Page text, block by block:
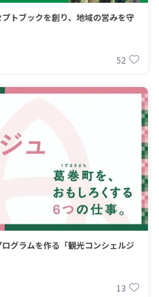
トブックを創り、地域の営みを守
52
グラムを作る「観光コンシェルジ
13